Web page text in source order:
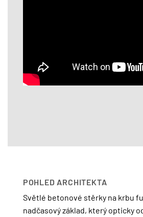
POHLED ARCHITEKTA
Světlé betonové stěrky na krbu
nadčasový základ, který opticky